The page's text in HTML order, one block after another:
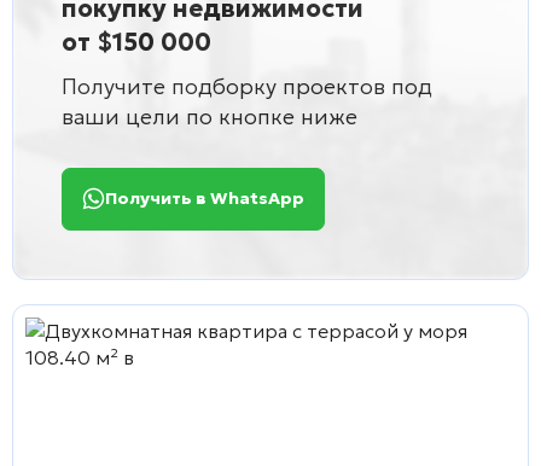
покупку недвижимости
от $150 000
Получите подборку проектов под
ваши цели по кнопке ниже
Получить в WhatsApp